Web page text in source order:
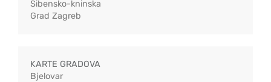
Šibensko-kninska
Grad Zagreb
KARTE GRADOVA
Bjelovar